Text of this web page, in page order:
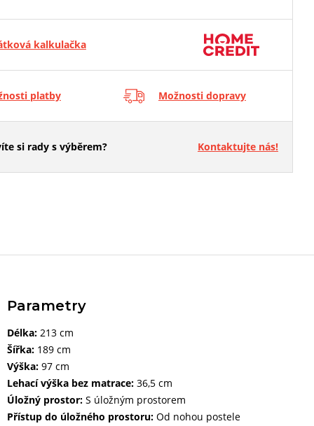
kalkulačka
platby Možnosti dopravy
si rady s výběrem? Kontaktujte nás!
Parametry
Délka: 213 cm
Šířka: 189 cm
Výška: 97 cm
Lehací výška bez matrace: 36,5 cm
Úložný prostor: S úložným prostorem
Přístup do úložného prostoru: Od nohou postele